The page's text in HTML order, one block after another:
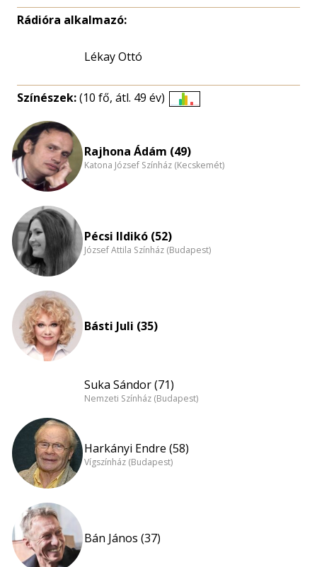
Rádióra alkalmazó:
Lékay Ottó
Színészek:(10 fő, átl. 49 év)
nagyítása
Rajhona Ádám (49)
Katona József Színház (Kecskemét)
Pécsi Ildikó (52)
József Attila Színház (Budapest)
Básti Juli (35)
Suka Sándor (71)
Nemzeti Színház (Budapest)
Harkányi Endre (58)
Vígszínház (Budapest)
Bán János (37)